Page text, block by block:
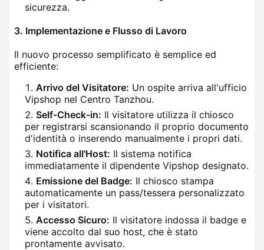
sicurezza.
3. Implementazione e Flusso di Lavoro
Il nuovo processo semplificato è semplice ed
efficiente:
Arrivo del Visitatore: Un ospite arriva all'ufficio
Vipshop nel Centro Tanzhou.
Self-Check-in: Il visitatore utilizza il chiosco
per registrarsi scansionando il proprio documento
d'identità o inserendo manualmente i propri dati.
Notifica all'Host: Il sistema notifica
immediatamente il dipendente Vipshop designato.
Emissione del Badge: Il chiosco stampa
automaticamente un pass/tessera personalizzato
per i visitatori.
Accesso Sicuro: Il visitatore indossa il badge e
viene accolto dal suo host, che è stato
prontamente avvisato.